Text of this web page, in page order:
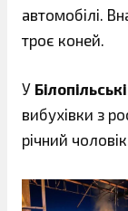
автомобілі.
троє коней.
У
вибухівки з
річний чоловік.